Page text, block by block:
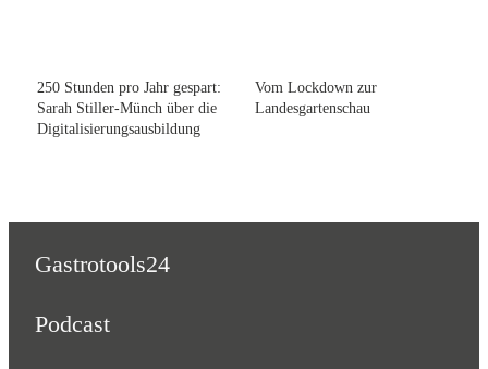
250 Stunden pro Jahr gespart:
Sarah Stiller-Münch über die
Digitalisierungsausbildung
Vom Lockdown zur
Landesgartenschau
Gastrotools24
Podcast